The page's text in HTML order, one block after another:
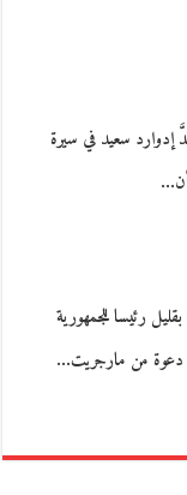
سعيد في سيرة
رئيسا للجمهورية
دعوة من مارجريت…